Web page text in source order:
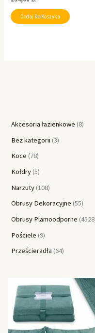
Akcesoria łazienkowe 8
Bez kategorii 3
Koce 78
Kołdry 5
Narzuty 108
Obrusy Dekoracyjne 55
Obrusy Plamoodporne 4528
Pościele 9
Prześcieradła 64
Dodaj Do Koszyka